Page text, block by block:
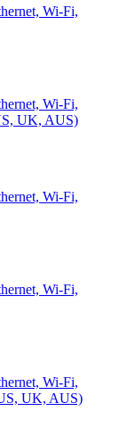
Wi-Fi,
Wi-Fi,
UK, AUS)
Wi-Fi,
Wi-Fi,
Wi-Fi,
UK, AUS)